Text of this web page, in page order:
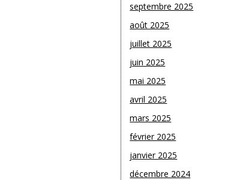
septembre 2025
août 2025
juillet 2025
juin 2025
mai 2025
avril 2025
mars 2025
février 2025
janvier 2025
décembre 2024